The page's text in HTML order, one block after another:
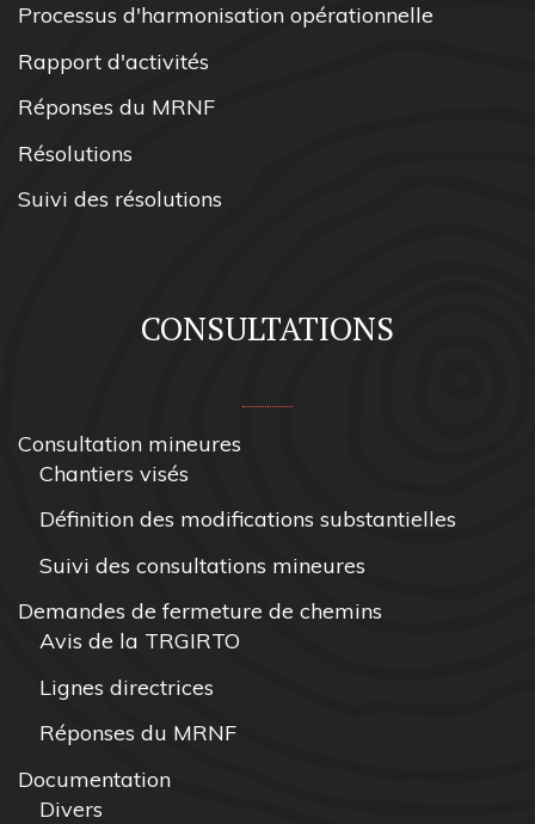
Processus d'harmonisation opérationnelle
Rapport d'activités
Réponses du MRNF
Résolutions
Suivi des résolutions
CONSULTATIONS
Consultation mineures
Chantiers visés
Définition des modifications substantielles
Suivi des consultations mineures
Demandes de fermeture de chemins
Avis de la TRGIRTO
Lignes directrices
Réponses du MRNF
Documentation
Divers